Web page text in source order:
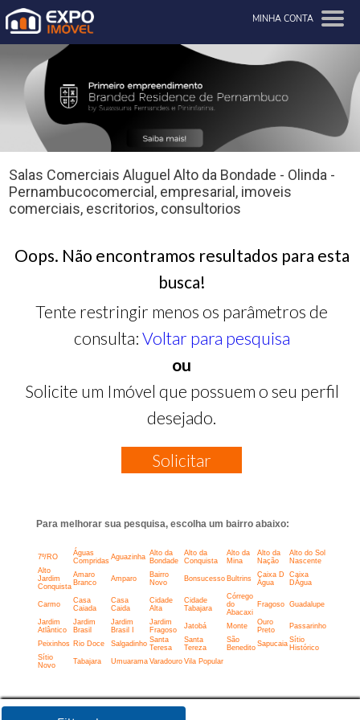
MINHA CONTA
Salas Comerciais Aluguel Alto da Bondade - Olinda -
Pernambucocomercial, empresarial, imoveis
comerciais, escritorios, consultorios
Oops. Não encontramos resultados para esta
busca!
Tente restringir menos os parâmetros de
consulta: Voltar para pesquisa
ou
Solicite um Imóvel que possuem o seu perfil
desejado.
Solicitar
Para melhorar sua pesquisa, escolha um bairro abaixo:
7º/RO
Águas
Compridas Aguazinha Alto da
Bondade
Alto da
Conquista
Alto da
Mina
Alto da
Nação
Alto do Sol
Nascente
Alto
Jardim
Conquista
Amaro
Branco
Amparo
Bairro
Novo
Bonsucesso Bultrins
Caixa D
Água
Caixa
DÁgua
Carmo
Casa
Caiada
Casa
Caida
Cidade
Alta
Cidade
Tabajara
Córrego
do
Abacaxi
Fragoso Guadalupe
Jardim
Atlântico
Jardim
Brasil
Jardim
Brasil I
Jardim
Fragoso
Jatobá Monte
Ouro
Preto
Passarinho
Peixinhos Rio Doce Salgadinho Santa
Teresa
Santa
Tereza
São
Benedito Sapucaia Sítio
Histórico
Sítio
Novo
Tabajara Umuarama Varadouro Vila Popular